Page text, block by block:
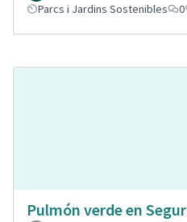
Parcs i Jardins Sostenibles
0
Pulmón verde en Segur